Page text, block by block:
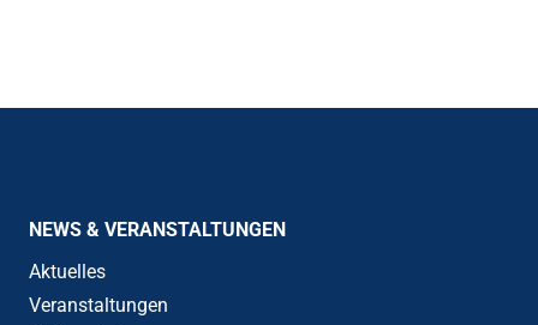
NEWS & VERANSTALTUNGEN
Aktuelles
Veranstaltungen